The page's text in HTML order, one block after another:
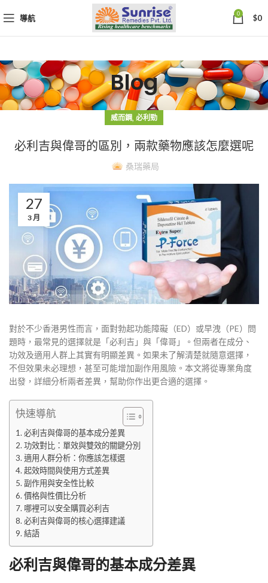
導航 0 $0
Blog
威而鋼, 必利勁
必利吉與偉哥的區別，兩款藥物應該怎麼選呢
桑瑞藥局
27
3 月
對於不少香港男性而言，面對勃起功能障礙（ED）或早洩（PE）問
題時，最常見的選擇就是「必利吉」與「偉哥」。但兩者在成分、
功效及適用人群上其實有明顯差異。如果未了解清楚就隨意選擇，
不但效果未必理想，甚至可能增加副作用風險。本文將從專業角度
出發，詳細分析兩者差異，幫助你作出更合適的選擇。
快速導航
必利吉與偉哥的基本成分差異
功效對比：單效與雙效的關鍵分別
適用人群分析：你應該怎樣選
起效時間與使用方式差異
副作用與安全性比較
價格與性價比分析
哪裡可以安全購買必利吉
必利吉與偉哥的核心選擇建議
結語
必利吉與偉哥的基本成分差異